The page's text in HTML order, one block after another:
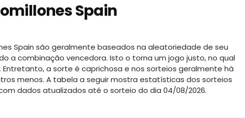
Spain
Spain são geralmente baseados na aleatoriedade de seu
a combinação vencedora. Isto o torna um jogo justo, no qual
a sorte é caprichosa e nos sorteios geralmente há
menos. A tabela a seguir mostra estatísticas dos sorteios
dados atualizados até o sorteio do dia 04/08/2026.